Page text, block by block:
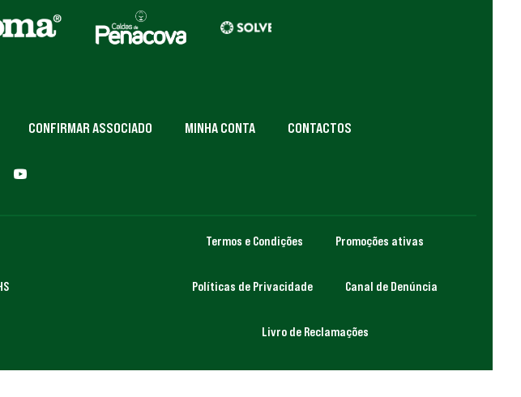
CONFIRMAR ASSOCIADO MINHA CONTA CONTACTOS
Termos e Condições Promoções ativas
Políticas de Privacidade Canal de Denúncia
Livro de Reclamações